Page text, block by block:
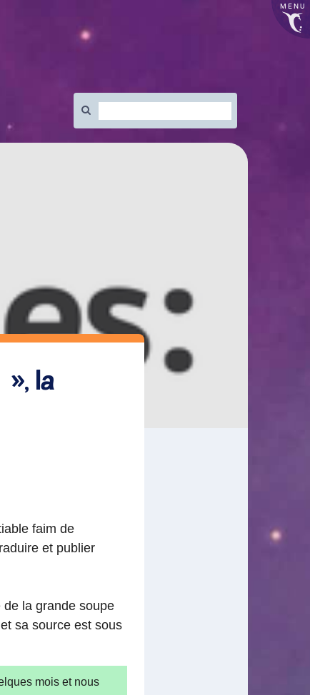
MENU
:
la
faim de
et publier
de la grande soupe
et sa source est sous
mois et nous